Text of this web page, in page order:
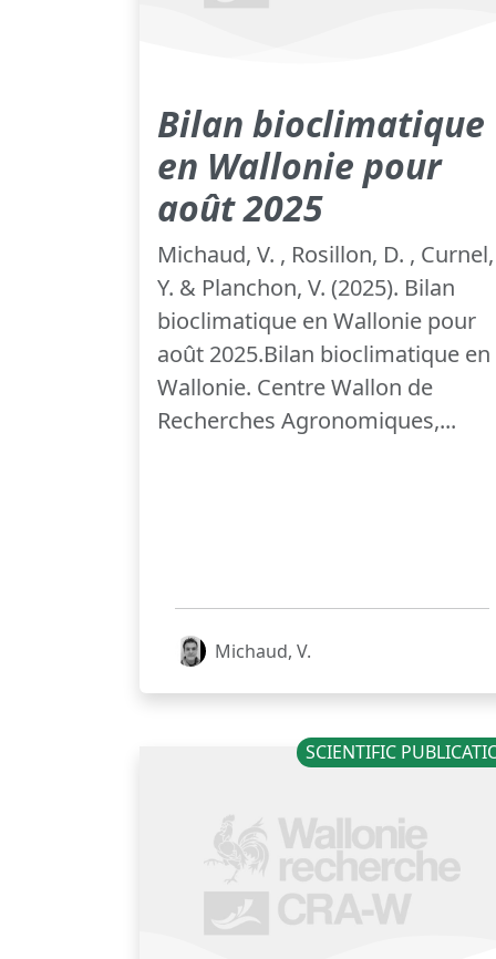
Bilan bioclimatique
en Wallonie pour
août 2025
Michaud, V. , Rosillon, D. , Curnel,
Y. & Planchon, V. (2025). Bilan
bioclimatique en Wallonie pour
août 2025.Bilan bioclimatique en
Wallonie. Centre Wallon de
Recherches Agronomiques,...
Michaud, V.
SCIENTIFIC